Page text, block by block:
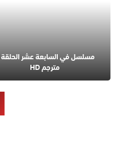
مترجم HD